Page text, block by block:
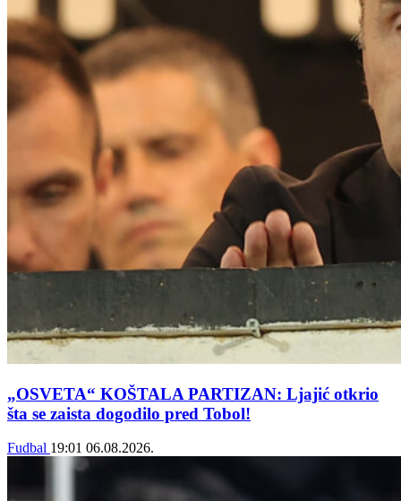
„OSVETA“ KOŠTALA PARTIZAN: Ljajić otkrio
šta se zaista dogodilo pred Tobol!
Fudbal 19:01 06.08.2026.